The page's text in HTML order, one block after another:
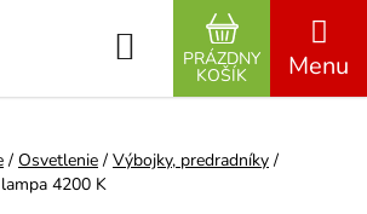
Hľadať
NÁKUPNÝ
PRÁZDNY
KOŠÍK
/ Osvetlenie / Výbojky, predradníky /
4200 K